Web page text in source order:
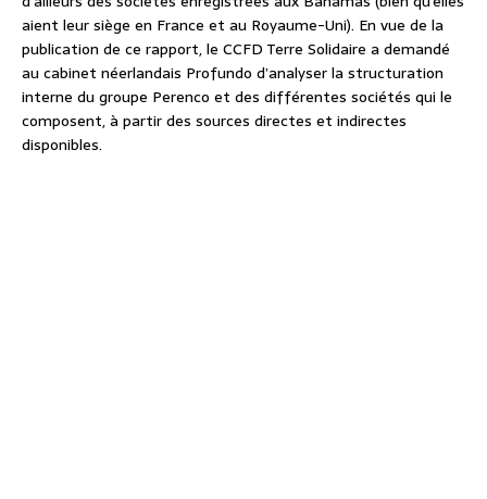
aient leur siège en France et au Royaume-Uni). En vue de la
publication de ce rapport, le CCFD Terre Solidaire a demandé
au cabinet néerlandais Profundo d’analyser la structuration
interne du groupe Perenco et des différentes sociétés qui le
composent, à partir des sources directes et indirectes
disponibles.